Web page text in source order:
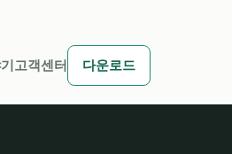
고객센터 다운로드